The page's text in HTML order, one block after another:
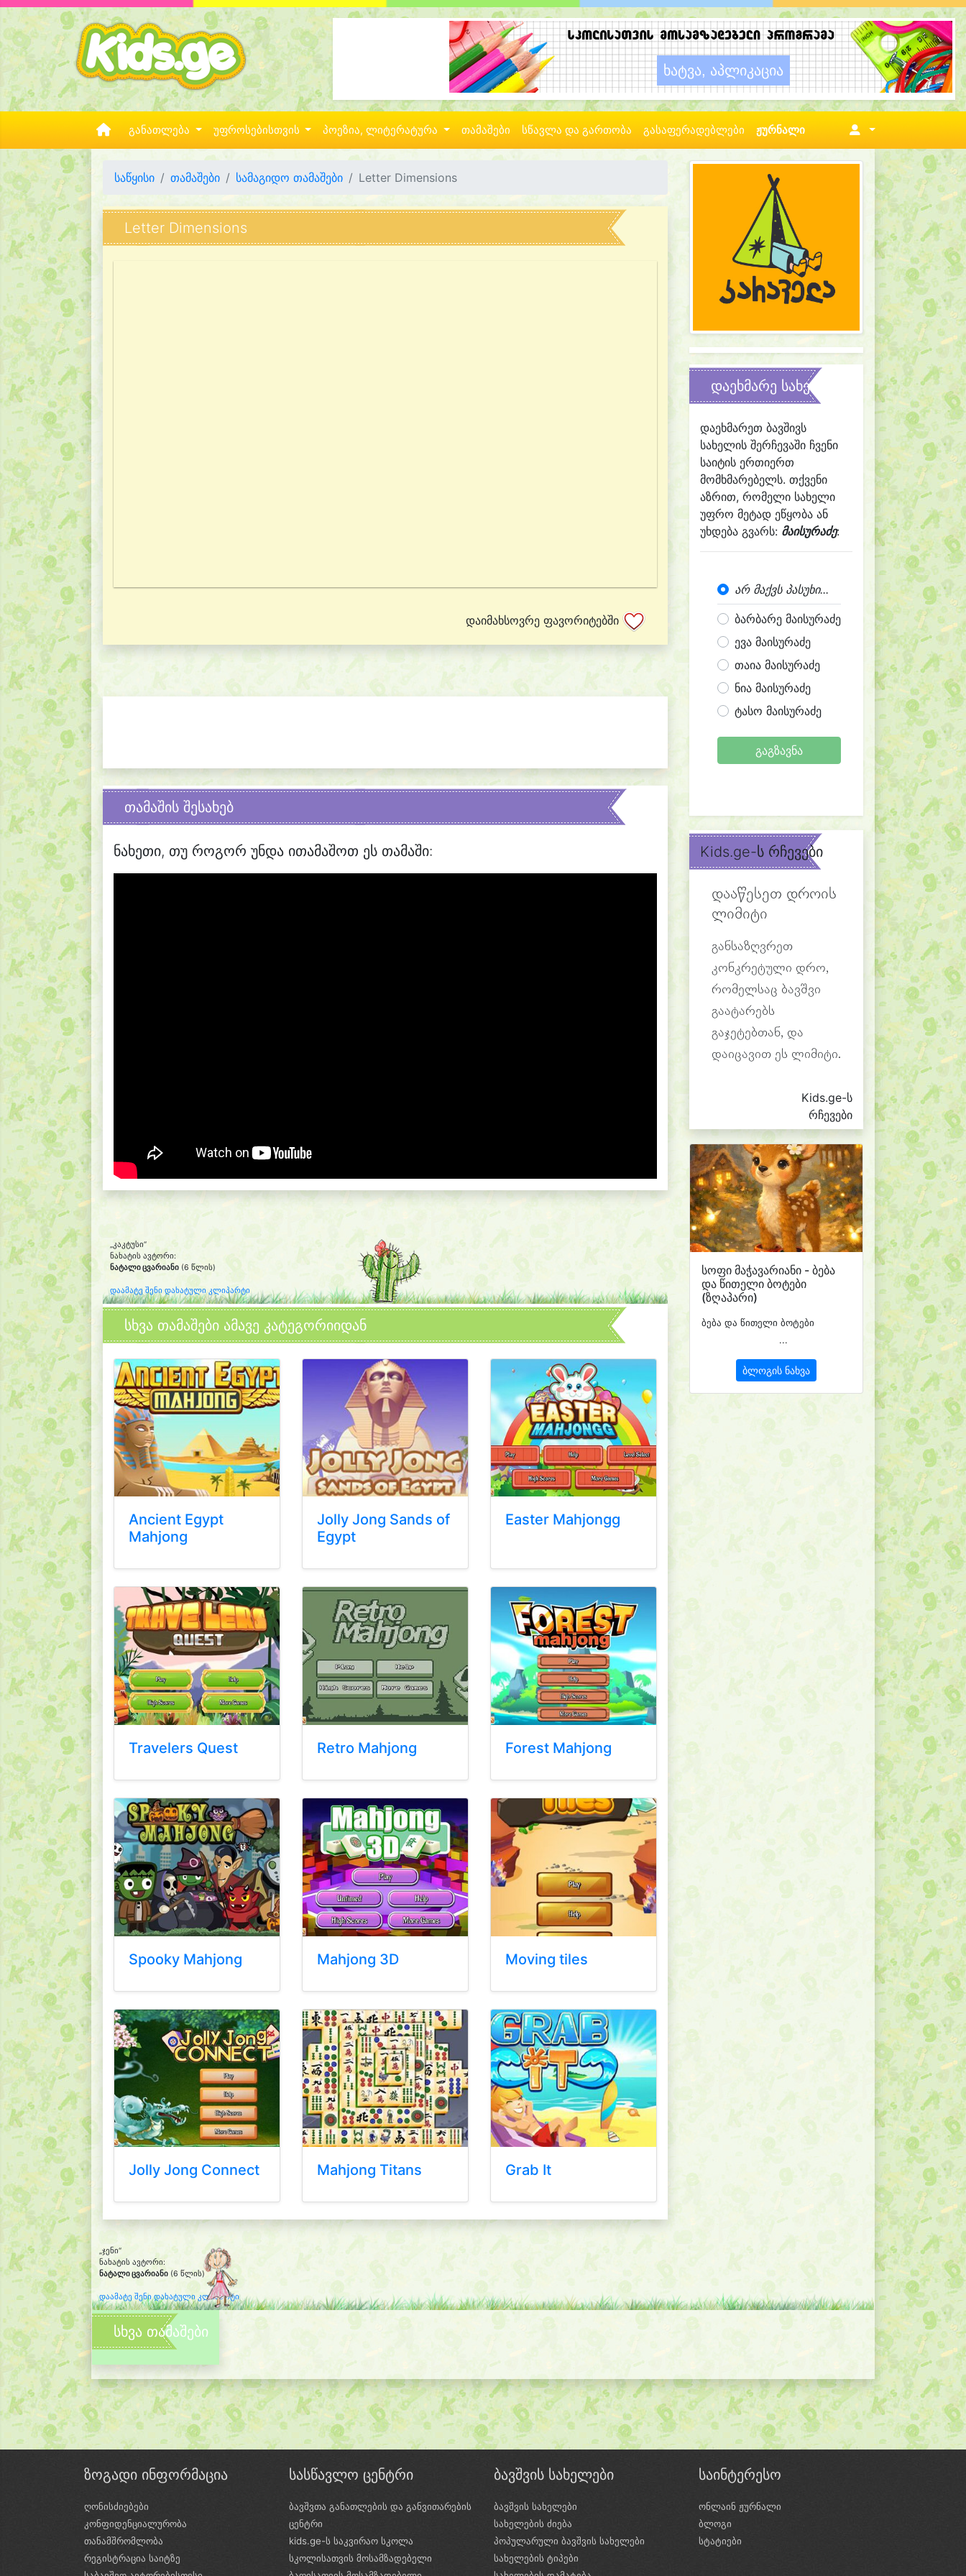
განათლება უფროსებისთვის პოეზია, ლიტერატურა თამაშები სწავლა და გართობა გასაფერადებლები ჟურნალი
საწყისი თამაშები სამაგიდო თამაშები Letter Dimensions
Letter Dimensions
დაიმახსოვრე ფავორიტებში
თამაშის შესახებ
ნახეთი, თუ როგორ უნდა ითამაშოთ ეს თამაში:
„კაკტუსი“
ნახატის ავტორი:
ნატალი ცვარიანი (6 წლის)
დაამატე შენი დახატული კლიპარტი
სხვა თამაშები ამავე კატეგორიიდან
Ancient Egypt
Mahjong
Jolly Jong Sands of
Egypt
Easter Mahjongg
Travelers Quest Retro Mahjong Forest Mahjong
Spooky Mahjong Mahjong 3D Moving tiles
Jolly Jong Connect Mahjong Titans Grab It
დაეხმარე სახელის შერჩევაში
დაეხმარეთ ბავშივს
სახელის შერჩევაში ჩვენი
საიტის ერთიერთ
მომხმარებელს. თქვენი
აზრით, რომელი სახელი
უფრო მეტად ეწყობა ან
უხდება გვარს: მაისურაძე:
არ მაქვს პასუხი...
ბარბარე მაისურაძე
ევა მაისურაძე
თაია მაისურაძე
ნია მაისურაძე
ტასო მაისურაძე
გაგზავნა
Kids.ge-ს რჩევები
დააწესეთ დროის
ლიმიტი
განსაზღვრეთ
კონკრეტული დრო,
რომელსაც ბავშვი
გაატარებს
გაჯეტებთან, და
დაიცავით ეს ლიმიტი.
Kids.ge-ს
რჩევები
სოფი მაჭავარიანი - ბება
და წითელი ბოტები
(ზღაპარი)
ბება და წითელი ბოტები
...
ბლოგის ნახვა
„ჯენი“
ნახატის ავტორი:
ნატალი ცვარიანი (6 წლის)
დაამატე შენი დახატული კლიპარტი
სხვა თამაშები
ზოგადი ინფორმაცია
ღონისძიებები
კონფიდენციალურობა
თანამშრომლობა
რეგისტრაცია საიტზე
სასწავლო ცენტრი
ბავშვთა განათლების და განვითარების
ცენტრი
kids.ge-ს საკვირაო სკოლა
სკოლისათვის მოსამზადებელი
ბავშვის სახელები
ბავშვის სახელები
სახელების ძიება
პოპულარული ბავშვის სახელები
სახელების ტიპები
საინტერესო
ონლაინ ჟურნალი
ბლოგი
სტატიები